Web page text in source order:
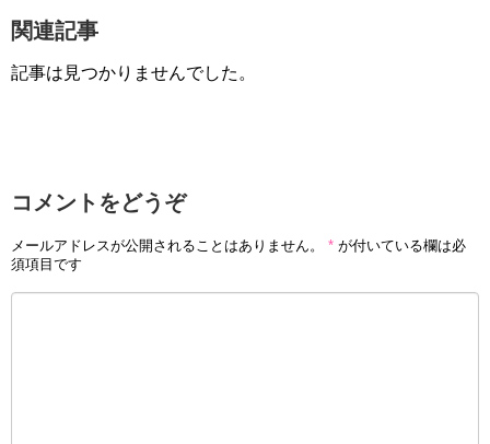
関連記事
記事は見つかりませんでした。
コメントをどうぞ
メールアドレスが公開されることはありません。 * が付いている欄は必
須項目です